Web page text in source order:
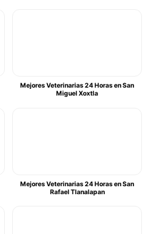
Mejores Veterinarias 24 Horas en San
Miguel Xoxtla
Mejores Veterinarias 24 Horas en San
Rafael Tlanalapan